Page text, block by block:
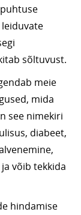
sõltuvust.
meie
mida
see nimekiri
diabeet,
võib tekkida
hindamise